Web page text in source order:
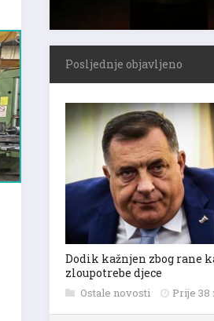
Posljednje objavljeno
Dodik kažnjen zbog rane
zloupotrebe djece
Ostale novosti Prije 38